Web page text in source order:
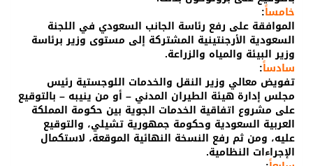
خامساً:
الموافقة على رفع رئاسة الجانب السعودي في اللجنة
السعودية الأرجنتينية المشتركة إلى مستوى وزير برئاسة
وزير البيئة والمياه والزراعة.
سادساً:
تفويض معالي وزير النقل والخدمات اللوجستية رئيس
مجلس إدارة هيئة الطيران المدني – أو من ينيبه – بالتوقيع
على مشروع اتفاقية الخدمات الجوية بين حكومة المملكة
العربية السعودية وحكومة جمهورية تشيلي، والتوقيع
عليه، ومن ثم رفع النسخة النهائية الموقعة، لاستكمال
الإجراءات النظامية.